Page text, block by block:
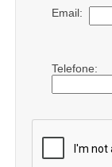
Email:
Telefone: